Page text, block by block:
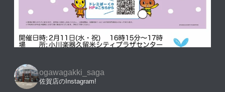
ogawagakki_saga
佐賀店のInstagram!